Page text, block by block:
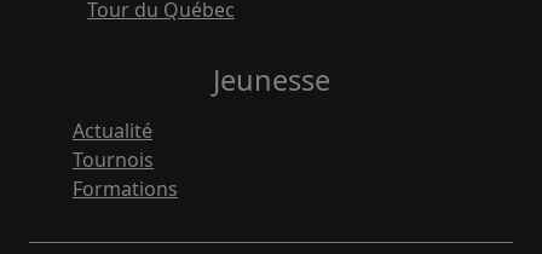
Tour du Québec
Jeunesse
Actualité
Tournois
Formations